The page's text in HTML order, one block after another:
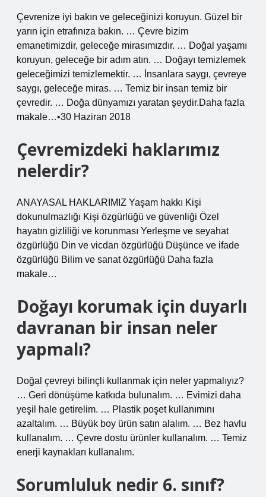
Çevrenize iyi bakın ve geleceğinizi koruyun. Güzel bir
yarın için etrafınıza bakın. … Çevre bizim
emanetimizdir, geleceğe mirasımızdır. … Doğal yaşamı
koruyun, geleceğe bir adım atın. … Doğayı temizlemek
geleceğimizi temizlemektir. … İnsanlara saygı, çevreye
saygı, geleceğe miras. … Temiz bir insan temiz bir
çevredir. … Doğa dünyamızı yaratan şeydir.Daha fazla
makale…•30 Haziran 2018
Çevremizdeki haklarımız
nelerdir?
ANAYASAL HAKLARIMIZ Yaşam hakkı Kişi
dokunulmazlığı Kişi özgürlüğü ve güvenliği Özel
hayatın gizliliği ve korunması Yerleşme ve seyahat
özgürlüğü Din ve vicdan özgürlüğü Düşünce ve ifade
özgürlüğü Bilim ve sanat özgürlüğü Daha fazla
makale…
Doğayı korumak için duyarlı
davranan bir insan neler
yapmalı?
Doğal çevreyi bilinçli kullanmak için neler yapmalıyız?
… Geri dönüşüme katkıda bulunalım. … Evimizi daha
yeşil hale getirelim. … Plastik poşet kullanımını
azaltalım. … Büyük boy ürün satın alalım. … Bez havlu
kullanalım. … Çevre dostu ürünler kullanalım. … Temiz
enerji kaynakları kullanalım.
Sorumluluk nedir 6. sınıf?